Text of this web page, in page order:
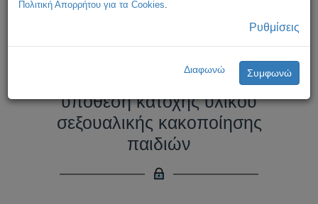
διερευνά νέα υπόθεση ...
Σύλληψη 36χρονου από
Αστυνομία που διερευνά νέα
υπόθεση κατοχής υλικού
σεξουαλικής κακοποίησης
παιδιών
Πολιτική Απορρήτου για τα Cookies.
Ρυθμίσεις
Διαφωνώ Συμφωνώ